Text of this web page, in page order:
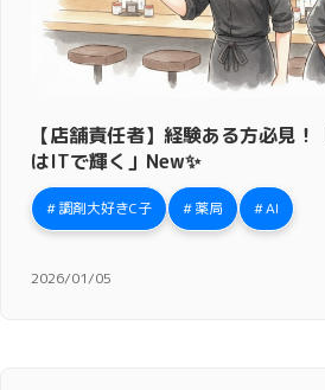
【店舗責任者】経験ある方必見
はITで輝く」New✨
調剤大好きC子 薬局 AI
2026/01/05